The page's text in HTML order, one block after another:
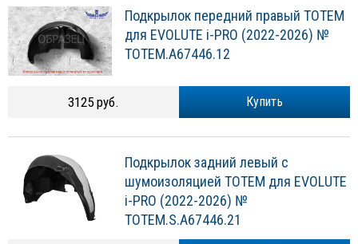
Подкрылок передний правый TOTEM
для EVOLUTE i-PRO (2022-2026) №
TOTEM.A67446.12
Купить
3125 руб.
Подкрылок задний левый с
шумоизоляцией TOTEM для EVOLUTE
i-PRO (2022-2026) №
TOTEM.S.A67446.21